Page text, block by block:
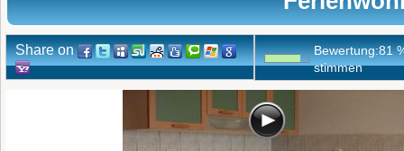
Share on Bewertung:81
stimmen